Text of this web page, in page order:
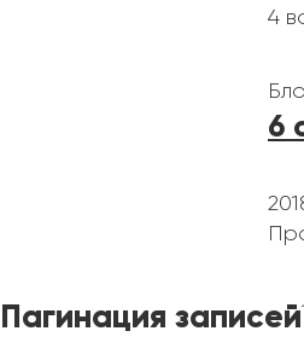
4
6
Пагинация записей